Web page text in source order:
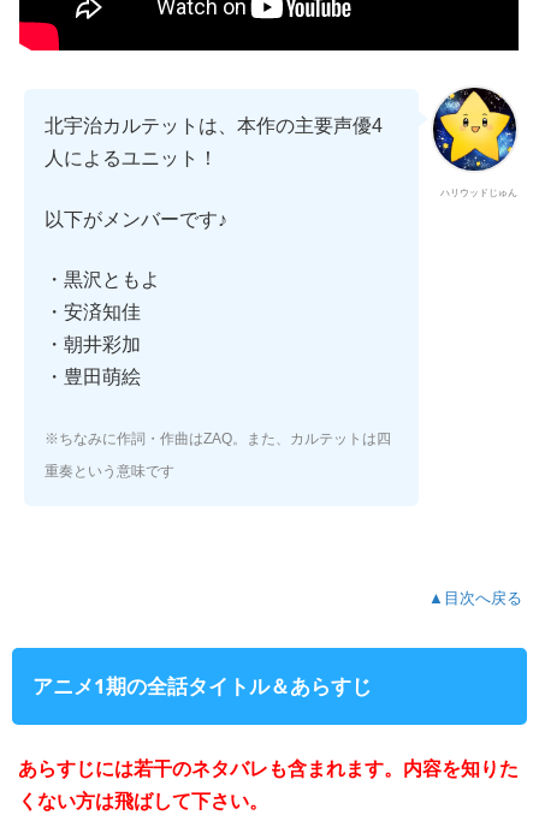
ハリウッドじゅん
北宇治カルテットは、本作の主要声優4
人によるユニット！
以下がメンバーです♪
・黒沢ともよ
・安済知佳
・朝井彩加
・豊田萌絵
※ちなみに作詞・作曲はZAQ。また、カルテットは四
重奏という意味です
▲目次へ戻る
アニメ1期の全話タイトル＆あらすじ
あらすじには若干のネタバレも含まれます。内容を知りた
くない方は飛ばして下さい。